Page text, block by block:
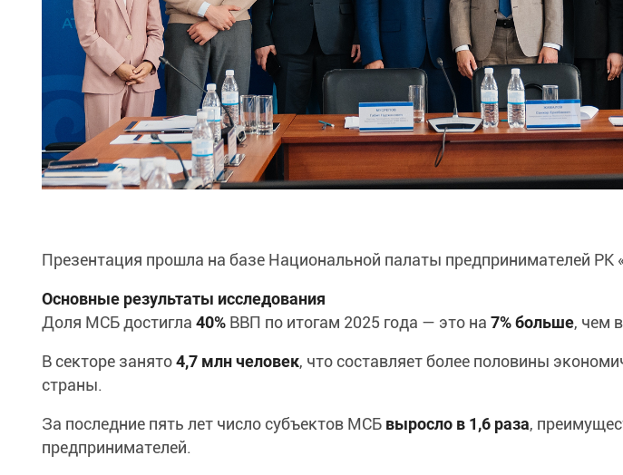
Презентация прошла на базе Национальной палаты предпринимателей РК
Основные результаты исследования
Доля МСБ достигла 40% ВВП по итогам 2025 года — это на 7% больше, чем
В секторе занято4,7 млн человек, что составляет более половины
страны.
За последние пять лет число субъектов МСБ выросло в 1,6 раза,
предпринимателей.